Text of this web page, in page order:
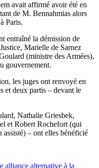
avait affirmé avoir été en
de M. Bennahmias alors
Paris.
entraîné la démission de
Marielle de Sarnez
(ministre des Armées),
gouvernement.
les juges ont renvoyé en
et deux partis – devant le
Nathalie Griesbek,
et Robert Rochefort (qui
assisté) – ont elles bénéficié
alliance alternative à la